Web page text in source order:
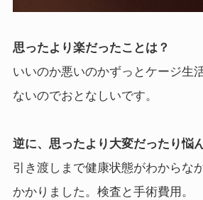
思ったより楽だったことは？
いいのか悪いのかずっとケージ生
ないのでおとなしいです。
逆に、思ったより大変だったり悩
引き渡しまで健康状態がわからな
かかりました。検査と手術費用。